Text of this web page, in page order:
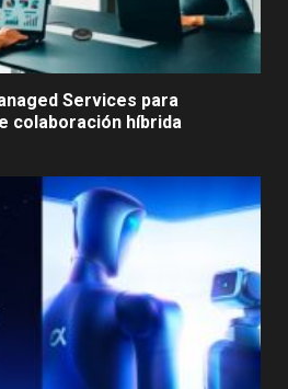
Services para
colaboración híbrida